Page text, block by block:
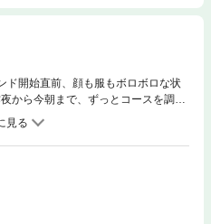
ド開始直前、顔も服もボロボロな状
から今朝まで、ずっとコースを調べ
ホール。ドライバーで叩くと、2打
嫌った他の選手は、アイアンやウッ
イバー勝負を赤野に勧めて…。